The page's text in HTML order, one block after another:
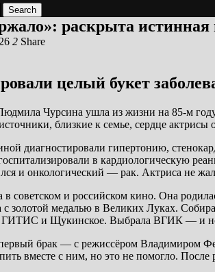
Search
раскрыта
2 Share
целый букет
Чурсина ушла из жизни на 85-м
близкие к семье, сердце актрисы
диагностировали гипертонию,
в кардиологическую
и онкологический — рак. Актриса не
советском и российском кино. Она
золотой медалью в Великих Луках.
ГИТИС и Щукинское. Выбрала ВГИК — и не
брак — с режиссёром Владимиром
вместе с ним, но это не помогло.